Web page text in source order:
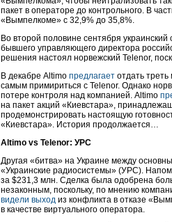
пакет в операторе до контрольного. В
«Вымпелкоме» с 32,9% до 35,8%.
Во второй половине сентября украинский
бывшего управляющего директора
решения настоял норвежский Telenor,
В декабре Altimo предлагает отдать
самым примириться с Telenor. Однако
потере контроля над компанией. Altimo
на пакет акций «Киевстара»,
продемонстрировать настоящую
«Киевстара». История продолжается…
Altimo vs Telenor: УРС
Другая «битва» на Украине между
«Украинские радиосистемы» (УРС).
за $231,3 млн. Сделка была одобрена
незаконным, поскольку, по мнению
видели выход из конфликта в отказе
в качестве виртуального оператора.